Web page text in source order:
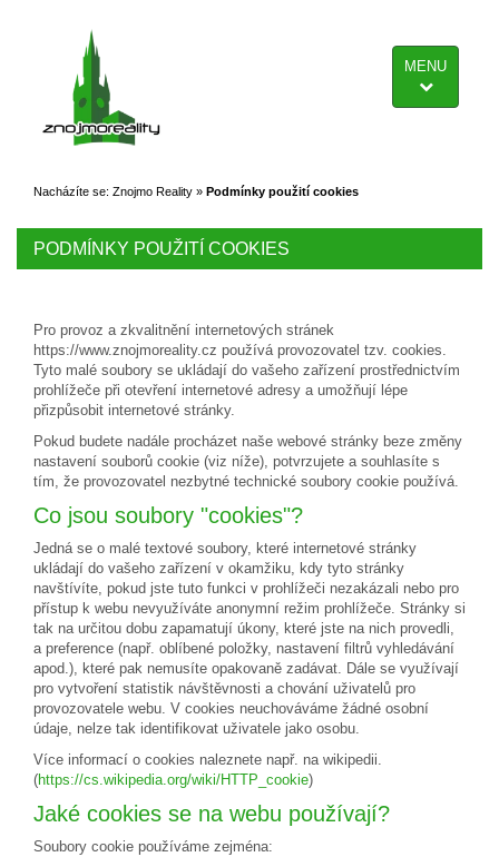
MENU
Nacházíte se: Znojmo Reality » Podmínky použití cookies
PODMÍNKY POUŽITÍ COOKIES
Pro provoz a zkvalitnění internetových stránek
https://www.znojmoreality.cz používá provozovatel tzv. cookies.
Tyto malé soubory se ukládají do vašeho zařízení prostřednictvím
prohlížeče při otevření internetové adresy a umožňují lépe
přizpůsobit internetové stránky.
Pokud budete nadále procházet naše webové stránky beze změny
nastavení souborů cookie (viz níže), potvrzujete a souhlasíte s
tím, že provozovatel nezbytné technické soubory cookie používá.
Co jsou soubory "cookies"?
Jedná se o malé textové soubory, které internetové stránky
ukládají do vašeho zařízení v okamžiku, kdy tyto stránky
navštívíte, pokud jste tuto funkci v prohlížeči nezakázali nebo pro
přístup k webu nevyužíváte anonymní režim prohlížeče. Stránky si
tak na určitou dobu zapamatují úkony, které jste na nich provedli,
a preference (např. oblíbené položky, nastavení filtrů vyhledávání
apod.), které pak nemusíte opakovaně zadávat. Dále se využívají
pro vytvoření statistik návštěvnosti a chování uživatelů pro
provozovatele webu. V cookies neuchováváme žádné osobní
údaje, nelze tak identifikovat uživatele jako osobu.
Více informací o cookies naleznete např. na wikipedii.
(https://cs.wikipedia.org/wiki/HTTP_cookie)
Jaké cookies se na webu používají?
Soubory cookie používáme zejména: